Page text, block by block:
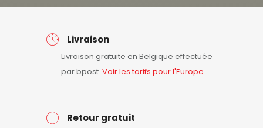
Livraison
Livraison gratuite en Belgique effectuée
par bpost. Voir les tarifs pour l'Europe.
Retour gratuit